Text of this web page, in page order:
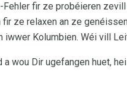
fir ze probéieren
ze relaxen an ze
iwwer Kolumbien. Wéi vill
wou Dir ugefangen huet,